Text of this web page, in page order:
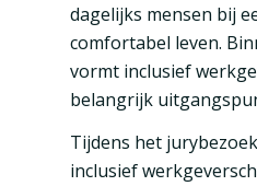
dagelijks mensen bij
comfortabel leven.
vormt inclusief
belangrijk
Tijdens het
inclusief